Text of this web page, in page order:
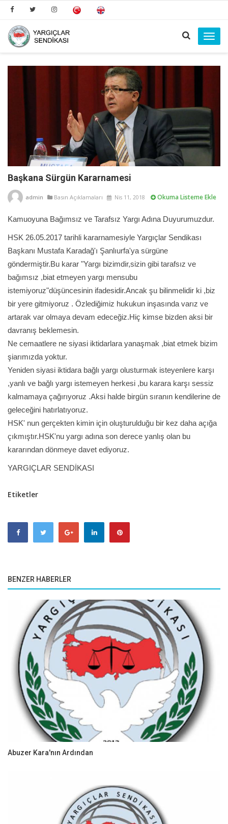
Başkana Sürgün Kararnamesi
admin Basın Açıklamaları Nis 11, 2018 Okuma Listeme Ekle
Kamuoyuna Bağımsız ve Tarafsız Yargı Adına Duyurumuzdur.
HSK 26.05.2017 tarihli kararnamesiyle Yargıçlar Sendikası
Başkanı Mustafa Karadağ'ı Şanlıurfa'ya sürgüne
göndermiştir.Bu karar "Yargı bizimdir,sizin gibi tarafsız ve
bağımsız ,biat etmeyen yargı mensubu
istemiyoruz"düşüncesinin ifadesidir.Ancak şu bilinmelidir ki ,biz
bir yere gitmiyoruz . Özlediğimiz hukukun inşasında varız ve
artarak var olmaya devam edeceğiz.Hiç kimse bizden aksi bir
davranış beklemesin.
Ne cemaatlere ne siyasi iktidarlara yanaşmak ,biat etmek bizim
şiarımızda yoktur.
Yeniden siyasi iktidara bağlı yargı olusturmak isteyenlere karşı
,yanlı ve bağlı yargı istemeyen herkesi ,bu karara karşı sessiz
kalmamaya çağırıyor​uz .Aksi halde birgün sıranın kendilerine de
geleceğini hatırlatıyoruz.
HSK' nun gerçekten kimin için oluşturulduğu bir kez daha açığa
çıkmıştır.HSK'nu yargı adına son derece yanlış olan bu
kararından dönmeye davet ediyoruz.
YARGIÇLAR SENDİKASI
Etiketler
BENZER HABERLER
Abuzer Kara'nın Ardından